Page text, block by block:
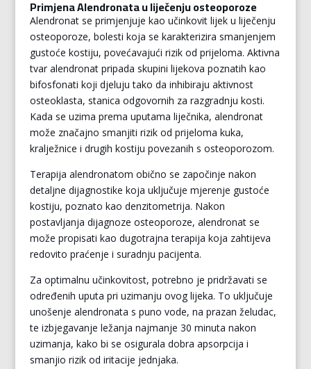
Primjena Alendronata u liječenju osteoporoze
Alendronat se primjenjuje kao učinkovit lijek u liječenju
osteoporoze, bolesti koja se karakterizira smanjenjem
gustoće kostiju, povećavajući rizik od prijeloma. Aktivna
tvar alendronat pripada skupini lijekova poznatih kao
bifosfonati koji djeluju tako da inhibiraju aktivnost
osteoklasta, stanica odgovornih za razgradnju kosti.
Kada se uzima prema uputama liječnika, alendronat
može značajno smanjiti rizik od prijeloma kuka,
kralježnice i drugih kostiju povezanih s osteoporozom.
Terapija alendronatom obično se započinje nakon
detaljne dijagnostike koja uključuje mjerenje gustoće
kostiju, poznato kao denzitometrija. Nakon
postavljanja dijagnoze osteoporoze, alendronat se
može propisati kao dugotrajna terapija koja zahtijeva
redovito praćenje i suradnju pacijenta.
Za optimalnu učinkovitost, potrebno je pridržavati se
određenih uputa pri uzimanju ovog lijeka. To uključuje
unošenje alendronata s puno vode, na prazan želudac,
te izbjegavanje ležanja najmanje 30 minuta nakon
uzimanja, kako bi se osigurala dobra apsorpcija i
smanjio rizik od iritacije jednjaka.